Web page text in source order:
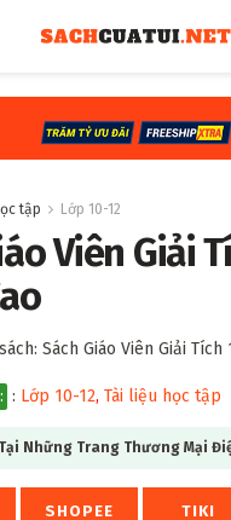
tập Lớp 10-12
Viên Giải
: Lớp 10-12, Tài liệu học tập
Những Trang Thương Mại
SHOPEE TIKI